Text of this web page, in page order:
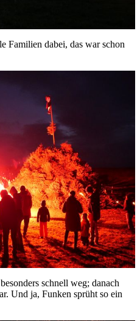
Familien dabei, das war schon
schnell weg; danach
Und ja, Funken sprüht so ein